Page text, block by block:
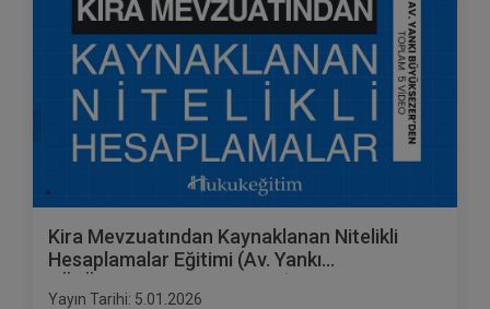
Kira Mevzuatından Kaynaklanan Nitelikli
Hesaplamalar Eğitimi (Av. Yankı
BÜYÜKSEZER'den - 5 Video)
Yayın Tarihi: 5.01.2026